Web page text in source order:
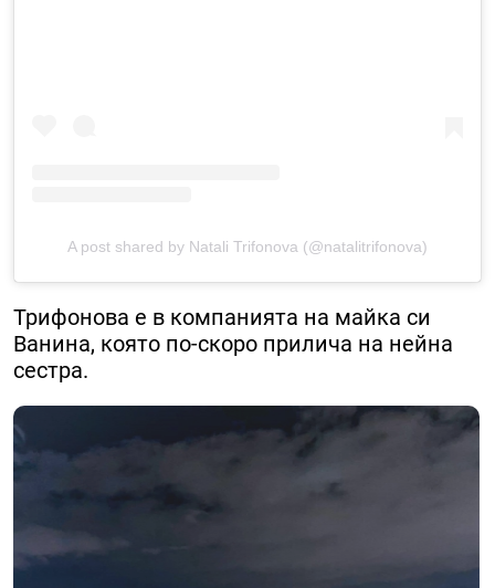
A post shared by Natali Trifonova (@natalitrifonova)
Трифонова е в компанията на майка си
Ванина, която по-скоро прилича на нейна
сестра.